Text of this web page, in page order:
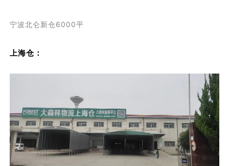
宁波北仑新仓6000平
上海仓：